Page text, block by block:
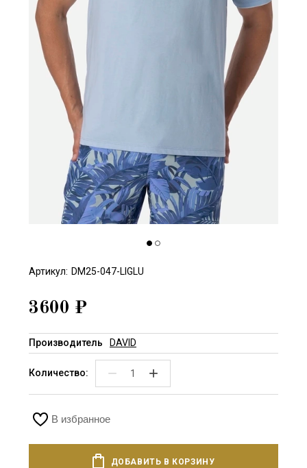
Артикул: DM25-047-LIGLU
3600 ₽
Производитель DAVID
Количество: − +
В избранное
ДОБАВИТЬ В КОРЗИНУ